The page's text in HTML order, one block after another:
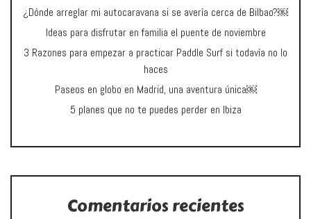
¿Dónde arreglar mi autocaravana si se avería cerca de Bilbao?￼
Ideas para disfrutar en familia el puente de noviembre
3 Razones para empezar a practicar Paddle Surf si todavía no lo
haces
Paseos en globo en Madrid, una aventura única￼
5 planes que no te puedes perder en Ibiza
Comentarios recientes